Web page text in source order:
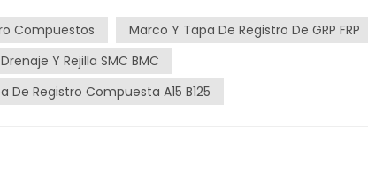
resistencia a la fatiga y seguridad contra daños. ,
a la corrosión química, buena resistencia a ácidos y
en las aguas residuales se reducen aún más. Ya en el
Compuestos
Marco Y Tapa De Registro De GRP FRP
Y Rejilla SMC BMC
De Registro Compuesta A15 B125